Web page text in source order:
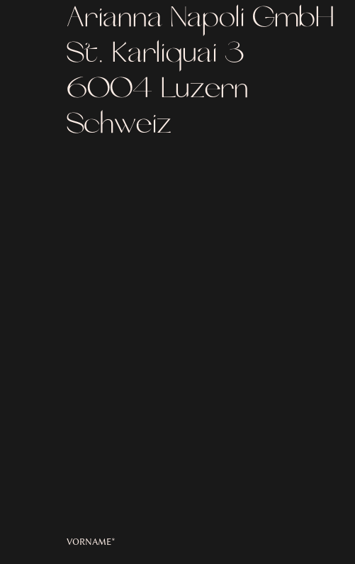
Arianna Napoli GmbH
St. Karliquai 3
6004 Luzern
Schweiz
VORNAME*